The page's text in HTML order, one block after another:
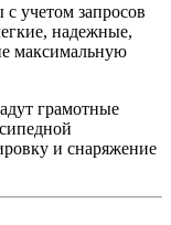
учетом запросов
надежные,
максимальную
грамотные
и снаряжение